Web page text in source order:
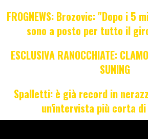
FROGNEWS: Brozovic: "Dopo i 5
sono a posto per tutto il
ESCLUSIVA RANOCCHIATE:
SUNING
Spalletti: è già record in
un'intervista più corta